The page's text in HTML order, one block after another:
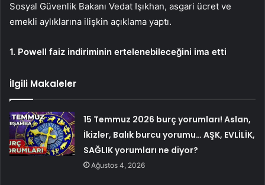
Sosyal Güvenlik Bakanı Vedat Işıkhan, asgari ücret ve
emekli aylıklarına ilişkin açıklama yaptı.
1. Powell faiz indiriminin ertelenebileceğini ima etti
İlgili Makaleler
15 Temmuz 2026 burç yorumları! Aslan,
İkizler, Balık burcu yorumu… AŞK, EVLİLİK,
SAĞLIK yorumları ne diyor?
Ağustos 4, 2026